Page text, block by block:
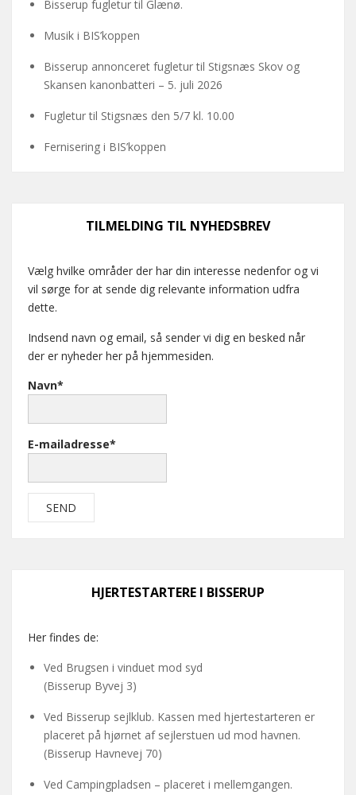
Bisserup fugletur til Glænø.
Musik i BIS’koppen
Bisserup annonceret fugletur til Stigsnæs Skov og
Skansen kanonbatteri – 5. juli 2026
Fugletur til Stigsnæs den 5/7 kl. 10.00
Fernisering i BIS’koppen
TILMELDING TIL NYHEDSBREV
Vælg hvilke områder der har din interesse nedenfor og vi
vil sørge for at sende dig relevante information udfra
dette.
Indsend navn og email, så sender vi dig en besked når
der er nyheder her på hjemmesiden.
Navn*
E-mailadresse*
HJERTESTARTERE I BISSERUP
Her findes de:
Ved Brugsen i vinduet mod syd
(Bisserup Byvej 3)
Ved Bisserup sejlklub. Kassen med hjertestarteren er
placeret på hjørnet af sejlerstuen ud mod havnen.
(Bisserup Havnevej 70)
Ved Campingpladsen – placeret i mellemgangen.